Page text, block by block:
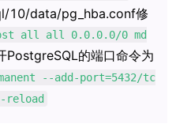
10/data/pg_hba.conf修
all all 0.0.0.0/0 md
PostgreSQL的端口命令为
--add-port=5432/tc